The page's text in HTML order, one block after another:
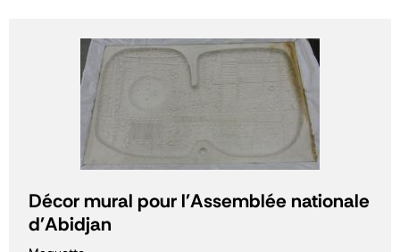
Décor mural pour l'Assemblée nationale
d'Abidjan